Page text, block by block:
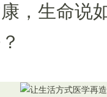
，生命说